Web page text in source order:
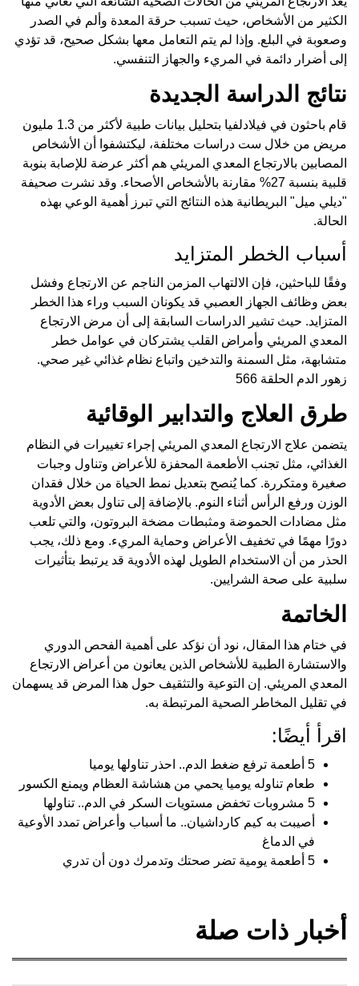
الكثير من الأشخاص، حيث تسبب حرقة المعدة وألم في الصدر
وصعوبة في البلع. وإذا لم يتم التعامل معها بشكل صحيح، قد تؤدي
إلى أضرار دائمة في المريء والجهاز التنفسي.
نتائج الدراسة الجديدة
قام باحثون في فيلادلفيا بتحليل بيانات طبية لأكثر من 1.3 مليون
مريض من خلال ست دراسات مختلفة، ليكتشفوا أن الأشخاص
المصابين بالارتجاع المعدي المريئي هم أكثر عرضة للإصابة بنوبة
قلبية بنسبة 27% مقارنة بالأشخاص الأصحاء. وقد نشرت صحيفة
"ديلي ميل" البريطانية هذه النتائج التي تبرز أهمية الوعي بهذه
الحالة.
أسباب الخطر المتزايد
وفقًا للباحثين، فإن الالتهاب المزمن الناجم عن الارتجاع وفشل
بعض وظائف الجهاز العصبي قد يكونان السبب وراء هذا الخطر
المتزايد. حيث تشير الدراسات السابقة إلى أن مرض الارتجاع
المعدي المريئي وأمراض القلب يشتركان في عوامل خطر
متشابهة، مثل السمنة والتدخين واتباع نظام غذائي غير صحي.
زهور الدم الحلقة 566
طرق العلاج والتدابير الوقائية
يتضمن علاج الارتجاع المعدي المريئي إجراء تغييرات في النظام
الغذائي، مثل تجنب الأطعمة المحفزة للأعراض وتناول وجبات
صغيرة ومتكررة. كما يُنصح بتعديل نمط الحياة من خلال فقدان
الوزن ورفع الرأس أثناء النوم. بالإضافة إلى تناول بعض الأدوية
مثل مضادات الحموضة ومثبطات مضخة البروتون، والتي تلعب
دورًا مهمًا في تخفيف الأعراض وحماية المريء. ومع ذلك، يجب
الحذر من أن الاستخدام الطويل لهذه الأدوية قد يرتبط بتأثيرات
سلبية على صحة الشرايين.
الخاتمة
في ختام هذا المقال، نود أن نؤكد على أهمية الفحص الدوري
والاستشارة الطبية للأشخاص الذين يعانون من أعراض الارتجاع
المعدي المريئي. إن التوعية والتثقيف حول هذا المرض قد يسهمان
في تقليل المخاطر الصحية المرتبطة به.
اقرأ أيضًا:
5 أطعمة ترفع ضغط الدم.. احذر تناولها يوميا
طعام تناوله يوميا يحمي من هشاشة العظام ويمنع الكسور
5 مشروبات تخفض مستويات السكر في الدم.. تناولها
أصيبت به كيم كارداشيان.. ما أسباب وأعراض تمدد الأوعية
في الدماغ
5 أطعمة يومية تضر صحتك وتدمرك دون أن تدري
أخبار ذات صلة